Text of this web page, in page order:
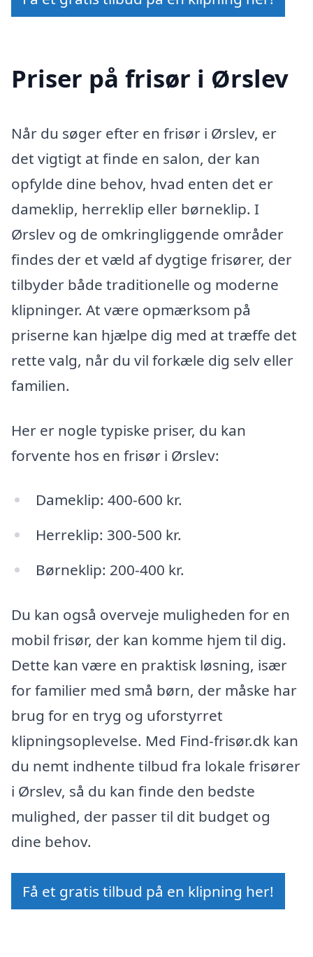
Priser på frisør i Ørslev
Når du søger efter en frisør i Ørslev, er
det vigtigt at finde en salon, der kan
opfylde dine behov, hvad enten det er
dameklip, herreklip eller børneklip. I
Ørslev og de omkringliggende områder
findes der et væld af dygtige frisører, der
tilbyder både traditionelle og moderne
klipninger. At være opmærksom på
priserne kan hjælpe dig med at træffe det
rette valg, når du vil forkæle dig selv eller
familien.
Her er nogle typiske priser, du kan
forvente hos en frisør i Ørslev:
Dameklip: 400-600 kr.
Herreklip: 300-500 kr.
Børneklip: 200-400 kr.
Du kan også overveje muligheden for en
mobil frisør, der kan komme hjem til dig.
Dette kan være en praktisk løsning, især
for familier med små børn, der måske har
brug for en tryg og uforstyrret
klipningsoplevelse. Med Find-frisør.dk kan
du nemt indhente tilbud fra lokale frisører
i Ørslev, så du kan finde den bedste
mulighed, der passer til dit budget og
dine behov.
Få et gratis tilbud på en klipning her!